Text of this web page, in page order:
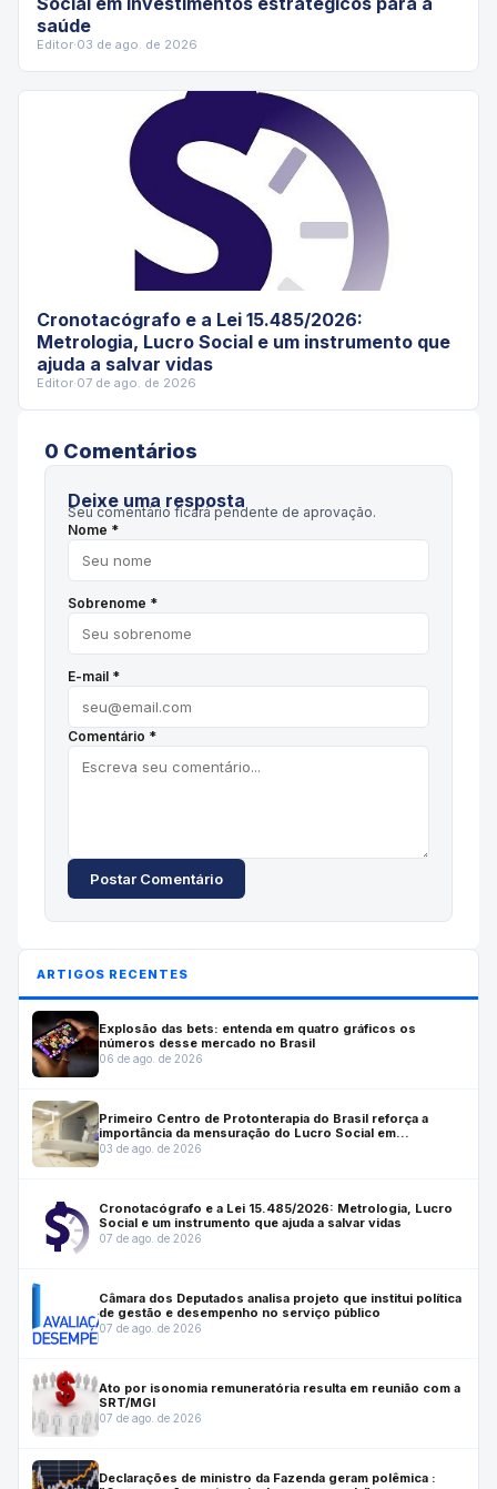
saúde
Editor·03 de ago. de 2026
Cronotacógrafo e a Lei 15.485/2026:
Metrologia, Lucro Social e um instrumento que
ajuda a salvar vidas
Editor·07 de ago. de 2026
0 Comentários
Deixe uma resposta
Seu comentário ficará pendente de aprovação.
Nome *
Sobrenome *
E-mail *
Comentário *
Postar Comentário
ARTIGOS RECENTES
Explosão das bets: entenda em quatro gráficos os
números desse mercado no Brasil
06 de ago. de 2026
Primeiro Centro de Protonterapia do Brasil reforça a
importância da mensuração do Lucro Social em
investimentos estratégicos para a saúde
03 de ago. de 2026
Cronotacógrafo e a Lei 15.485/2026: Metrologia, Lucro
Social e um instrumento que ajuda a salvar vidas
07 de ago. de 2026
Câmara dos Deputados analisa projeto que institui política
de gestão e desempenho no serviço público
07 de ago. de 2026
Ato por isonomia remuneratória resulta em reunião com a
SRT/MGI
07 de ago. de 2026
Declarações de ministro da Fazenda geram polêmica :